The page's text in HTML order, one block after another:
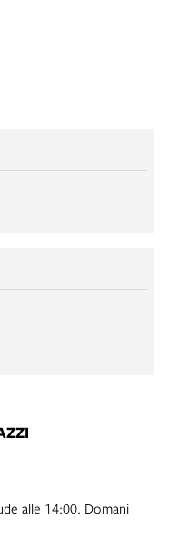
alle 14:00. Domani